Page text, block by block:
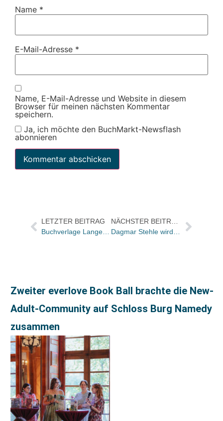
Name *
E-Mail-Adresse *
Name, E-Mail-Adresse und Website in diesem
Browser für meinen nächsten Kommentar
speichern.
Ja, ich möchte den BuchMarkt-Newsflash
abonnieren
LETZTER BEITRAG
Buchverlage LangenMüller / Herbig / nymphenburger mit relaunchter Webseite
Zweiter everlove Book Ball brachte die New-
Adult-Community auf Schloss Burg Namedy
zusammen